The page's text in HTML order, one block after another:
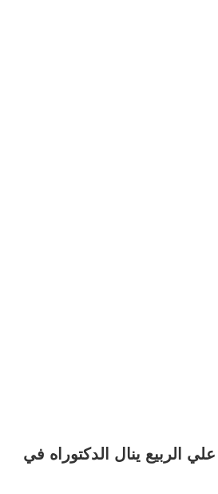
الربيع ينال الدكتوراه في